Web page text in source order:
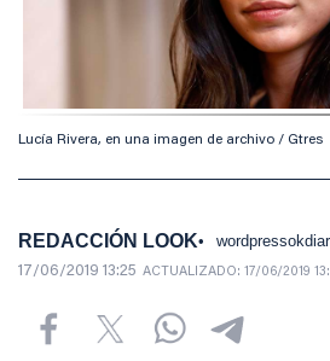
Lucía Rivera, en una imagen de archivo / Gtres
REDACCIÓN LOOK
17/06/2019 13:25 ACTUALIZADO: 17/06/2019